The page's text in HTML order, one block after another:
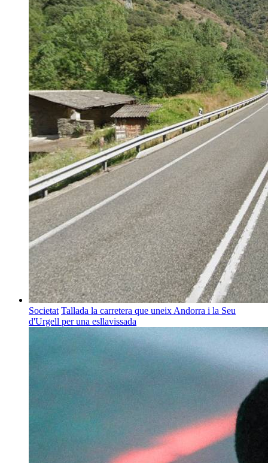
Societat Tallada la carretera que uneix Andorra i la Seu
d'Urgell per una esllavissada